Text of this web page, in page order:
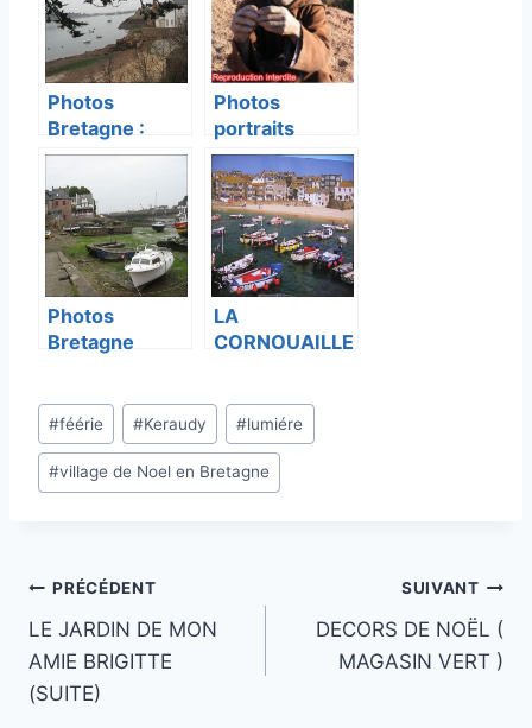
Photos
Bretagne :
Loguivy de la
Mer
Photos
portraits
étrangers
Photos
Bretagne
LA
CORNOUAILLE
Étiquettes
de
la
#féérie #Keraudy #lumiére
#village de Noel en Bretagne
Navigation
de
l’article
PRÉCÉDENT
LE JARDIN DE MON
AMIE BRIGITTE
(SUITE)
SUIVANT
DECORS DE NOËL (
MAGASIN VERT )